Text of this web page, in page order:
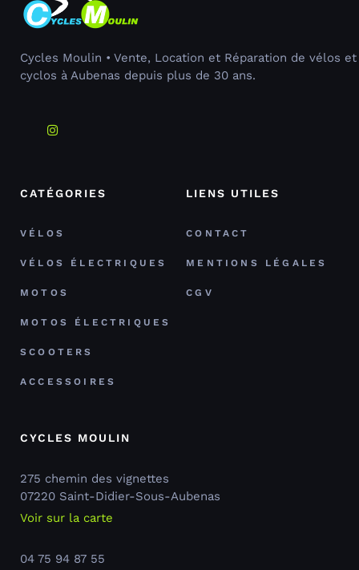
Cycles Moulin • Vente, Location et Réparation de vélos et
cyclos à Aubenas depuis plus de 30 ans.
CATÉGORIES
VÉLOS
VÉLOS ÉLECTRIQUES
MOTOS
MOTOS ÉLECTRIQUES
SCOOTERS
ACCESSOIRES
LIENS UTILES
CONTACT
MENTIONS LÉGALES
CGV
CYCLES MOULIN
275 chemin des vignettes
07220 Saint-Didier-Sous-Aubenas
Voir sur la carte
04 75 94 87 55